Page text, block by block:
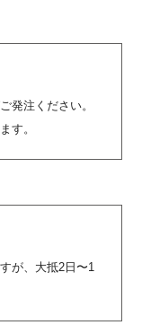
発注ください。
す。
が、大抵2日〜1